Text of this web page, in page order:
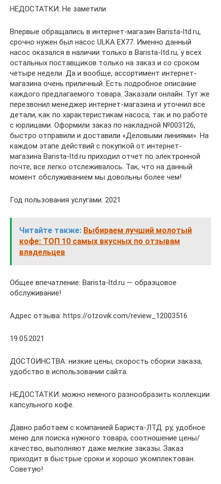
НЕДОСТАТКИ: Не заметили
Впервые обращались в интернет-магазин Barista-ltd.ru,
срочно нужен был насос ULKA EX77. Именно данный
насос оказался в наличии только в Barista-ltd.ru, у всех
остальных поставщиков только на заказ и со сроком
четыре недели. Да и вообще, ассортимент интернет-
магазина очень приличный. Есть подробное описание
каждого предлагаемого товара. Заказали онлайн. Тут же
перезвонил менеджер интернет-магазина и уточнил все
детали, как по характеристикам насоса, так и по работе
с юрлицами. Оформили заказ по накладной №003126,
быстро отправили и доставили «Деловыми линиями». На
каждом этапе действий с покупкой от интернет-
магазина Barista-ltd.ru приходил отчет по электронной
почте, все легко отслеживалось. Так, что на данный
момент обслуживанием мы довольны более чем!
Год пользования услугами: 2021
Читайте также: Выбираем лучший молотый
кофе: ТОП 10 самых вкусных по отзывам
владельцев
Общее впечатление: Barista-ltd.ru — образцовое
обслуживание!
Адрес отзыва: https://otzovik.com/review_12003516
19.05.2021
ДОСТОИНСТВА: низкие цены, скорость сборки заказа,
удобство в использовании сайта.
НЕДОСТАТКИ: можно немного разнообразить коллекции
капсульного кофе.
Давно работаем с компанией Бариста-ЛТД. ру, удобное
меню для поиска нужного товара, соотношение цены/
качество, выполняют даже мелкие заказы. Заказ
приходит в быстрые сроки и хорошо укомплектован.
Советую!